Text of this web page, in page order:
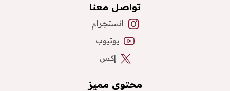
تواصل معنا
انستجرام
يوتيوب
إكس
محتوى مميز